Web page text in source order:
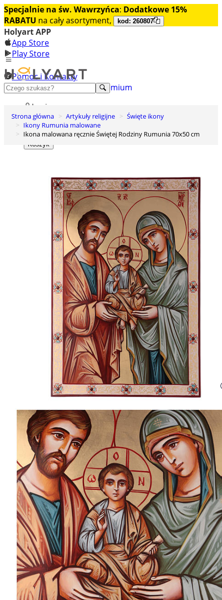
Specjalnie na św. Wawrzyńca: Dodatkowe 15%
RABATU na cały asortyment, kod: 260807
Holyart APP
App Store
Play Store
Pomoc i Kontakty
+48 222 922 860
Odkryj premium
Login
Lista życzeń
0
Koszyk
Strona główna Artykuły religijne
Święte ikony
Ikony Rumunia malowane
Ikona malowana ręcznie Świętej Rodziny Rumunia 70x50 cm